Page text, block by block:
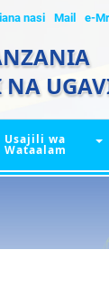
nasi Mail e-
NA
Usajili wa
Wataalam